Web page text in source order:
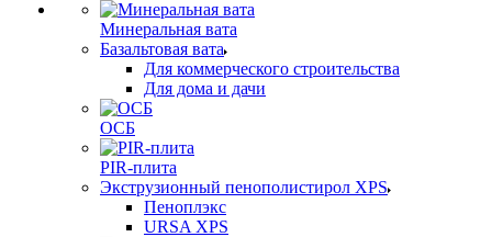
Минеральная вата
Базальтовая вата
Для коммерческого строительства
Для дома и дачи
ОСБ
PIR-плита
Экструзионный пенополистирол XPS
Пеноплэкс
URSA XPS